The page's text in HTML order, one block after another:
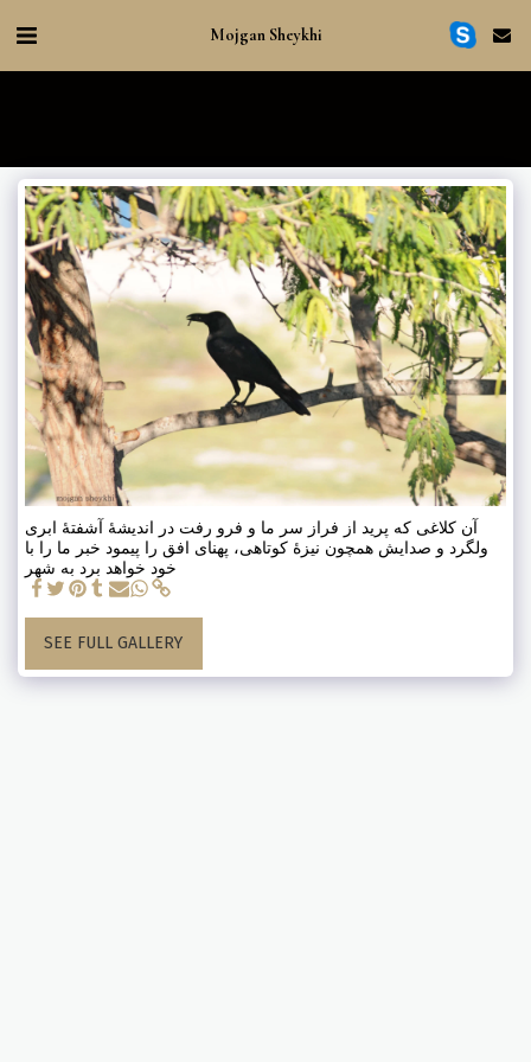
Mojgan Sheykhi
آن کلاغی که پرید از فراز سر ما و فرو رفت در اندیشهٔ آشفتهٔ ابری
ولگرد و صدایش همچون نیزهٔ کوتاهی، پهنای افق را پیمود خبر ما را با
خود خواهد برد به شهر
SEE FULL GALLERY